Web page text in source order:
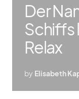
Der
Schiffs
Relax
by Elisabeth